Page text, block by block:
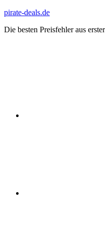
Zum
springen
pirate-deals.de
Die besten Preisfehler aus